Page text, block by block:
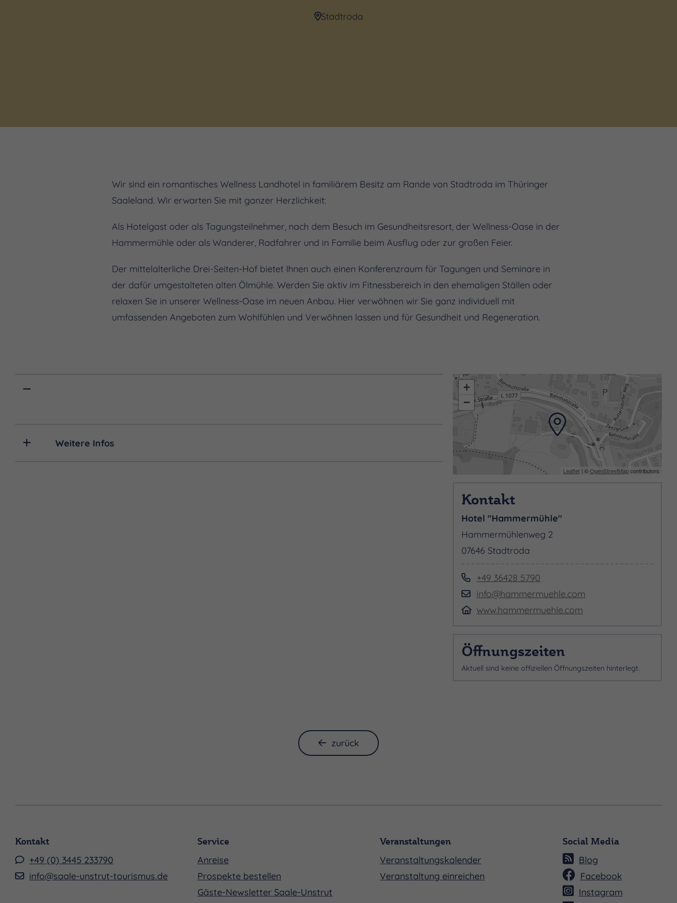
Stadtroda
Wir sind ein romantisches Wellness Landhotel in familiärem Besitz am Rande von Stadtroda im Thüringer
Saaleland. Wir erwarten Sie mit ganzer Herzlichkeit:
Als Hotelgast oder als Tagungsteilnehmer, nach dem Besuch im Gesundheitsresort, der Wellness-Oase in der
Hammermühle oder als Wanderer, Radfahrer und in Familie beim Ausflug oder zur großen Feier.
Der mittelalterliche Drei-Seiten-Hof bietet Ihnen auch einen Konferenzraum für Tagungen und Seminare in
der dafür umgestalteten alten Ölmühle. Werden Sie aktiv im Fitnessbereich in den ehemaligen Ställen oder
relaxen Sie in unserer Wellness-Oase im neuen Anbau. Hier verwöhnen wir Sie ganz individuell mit
umfassenden Angeboten zum Wohlfühlen und Verwöhnen lassen und für Gesundheit und Regeneration.
Weitere Infos
+
−
Leaflet| ©OpenStreetMapcontributors
Kontakt
Hotel "Hammermühle"
Hammermühlenweg 2
07646 Stadtroda
+49 36428 5790
info@hammermuehle.com
www.hammermuehle.com
Öffnungszeiten
Aktuell sind keine offiziellen Öffnungszeiten hinterlegt.
zurück
Kontakt
+49 (0) 3445 233790
info@saale-unstrut-tourismus.de
Service
Anreise
Prospekte bestellen
Gäste-Newsletter Saale-Unstrut
Veranstaltungen
Veranstaltungskalender
Veranstaltung einreichen
Social Media
Blog
Facebook
Instagram